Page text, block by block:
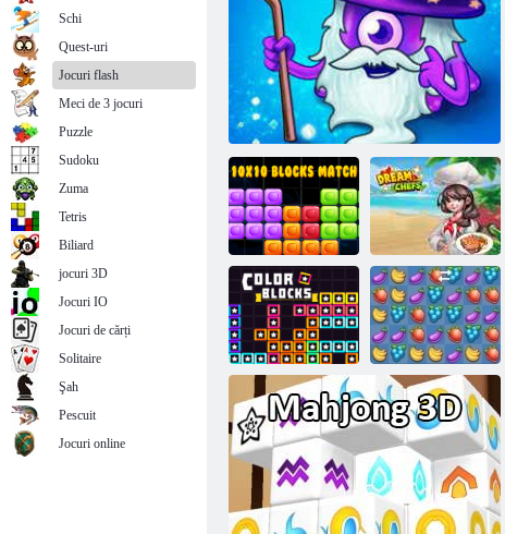
Kris Mahjong
Eroii meciului 3
Blocuri de meci
10x10
Bucătari de vis
Blocuri de
culoare
Fruta Crush
Schi
Quest-uri
Jocuri flash
Meci de 3 jocuri
Puzzle
Sudoku
Zuma
Tetris
Biliard
jocuri 3D
Jocuri IO
Jocuri de cărți
Solitaire
Şah
Pescuit
Jocuri online